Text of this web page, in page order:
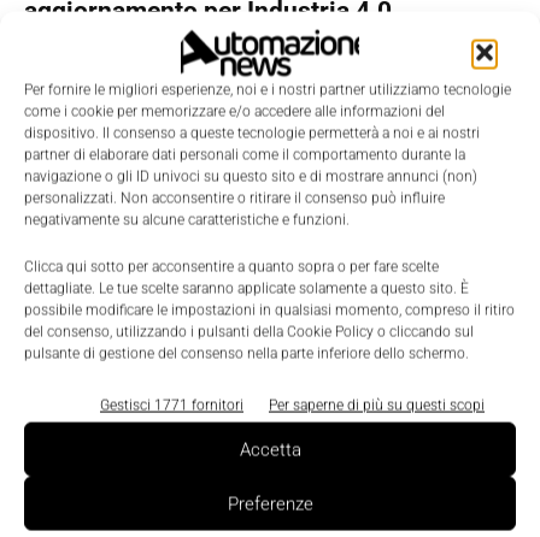
Per fornire le migliori esperienze, noi e i nostri partner utilizziamo tecnologie
come i cookie per memorizzare e/o accedere alle informazioni del
dispositivo. Il consenso a queste tecnologie permetterà a noi e ai nostri
partner di elaborare dati personali come il comportamento durante la
navigazione o gli ID univoci su questo sito e di mostrare annunci (non)
personalizzati. Non acconsentire o ritirare il consenso può influire
negativamente su alcune caratteristiche e funzioni.
Clicca qui sotto per acconsentire a quanto sopra o per fare scelte
dettagliate. Le tue scelte saranno applicate solamente a questo sito. È
possibile modificare le impostazioni in qualsiasi momento, compreso il ritiro
del consenso, utilizzando i pulsanti della Cookie Policy o cliccando sul
pulsante di gestione del consenso nella parte inferiore dello schermo.
Gestisci 1771 fornitori Per saperne di più su questi scopi
Accetta
Preferenze
aggiornamento per Industria 4.0
18 Aprile 2017
Tutti i vantaggi dell’Industrial IoT secondo
Rockwell Automation
La Redazione